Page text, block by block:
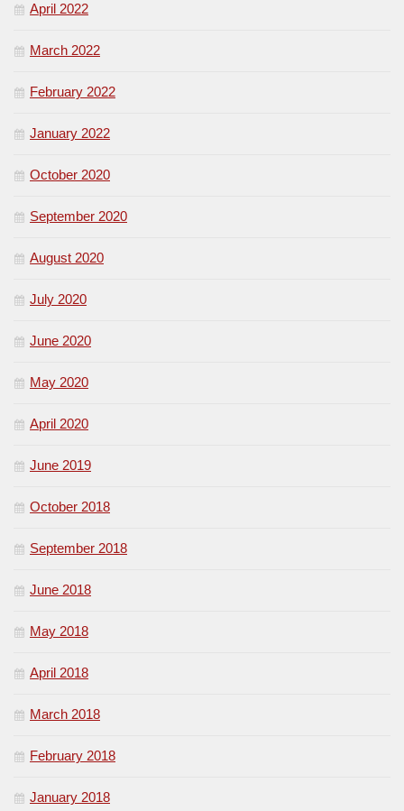
April 2022
March 2022
February 2022
January 2022
October 2020
September 2020
August 2020
July 2020
June 2020
May 2020
April 2020
June 2019
October 2018
September 2018
June 2018
May 2018
April 2018
March 2018
February 2018
January 2018